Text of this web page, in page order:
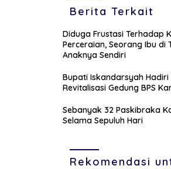
Berita Terkait
Diduga Frustasi Terhadap
Perceraian, Seorang Ibu di
Anaknya Sendiri
Bupati Iskandarsyah
Revitalisasi Gedung BPS
Sebanyak 32 Paskibraka
Selama Sepuluh Hari
Rekomendasi